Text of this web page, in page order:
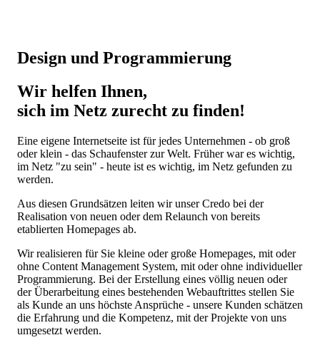
Design und Programmierung
Wir helfen Ihnen,
sich im Netz zurecht zu finden!
Eine eigene Internetseite ist für jedes Unternehmen - ob groß
oder klein - das Schaufenster zur Welt. Früher war es wichtig,
im Netz "zu sein" - heute ist es wichtig, im Netz gefunden zu
werden.
Aus diesen Grundsätzen leiten wir unser Credo bei der
Realisation von neuen oder dem Relaunch von bereits
etablierten Homepages ab.
Wir realisieren für Sie kleine oder große Homepages, mit oder
ohne Content Management System, mit oder ohne individueller
Programmierung. Bei der Erstellung eines völlig neuen oder
der Überarbeitung eines bestehenden Webauftrittes stellen Sie
als Kunde an uns höchste Ansprüche - unsere Kunden schätzen
die Erfahrung und die Kompetenz, mit der Projekte von uns
umgesetzt werden.